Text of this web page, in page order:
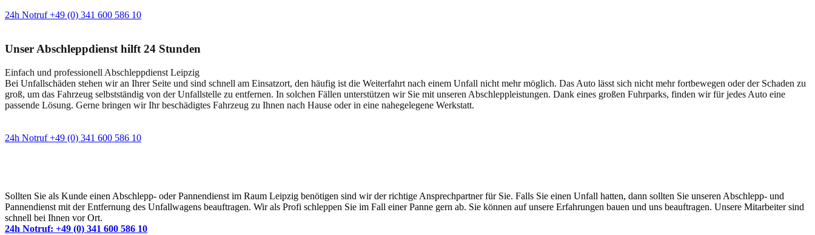
24h Notruf +49 (0) 341 600 586 10
Unser Abschleppdienst hilft 24 Stunden
Einfach und professionell Abschleppdienst Leipzig
Bei Unfallschäden stehen wir an Ihrer Seite und sind schnell am Einsatzort, den häufig ist die Weiterfahrt nach einem Unfall nicht mehr möglich. Das Auto lässt sich nicht mehr fortbewegen oder der Schaden zu
groß, um das Fahrzeug selbstständig von der Unfallstelle zu entfernen. In solchen Fällen unterstützen wir Sie mit unseren Abschleppleistungen. Dank eines großen Fuhrparks, finden wir für jedes Auto eine
passende Lösung. Gerne bringen wir Ihr beschädigtes Fahrzeug zu Ihnen nach Hause oder in eine nahegelegene Werkstatt.
24h Notruf +49 (0) 341 600 586 10
Sollten Sie als Kunde einen Abschlepp- oder Pannendienst im Raum Leipzig benötigen sind wir der richtige Ansprechpartner für Sie. Falls Sie einen Unfall hatten, dann sollten Sie unseren Abschlepp- und
Pannendienst mit der Entfernung des Unfallwagens beauftragen. Wir als Profi schleppen Sie im Fall einer Panne gern ab. Sie können auf unsere Erfahrungen bauen und uns beauftragen. Unsere Mitarbeiter sind
schnell bei Ihnen vor Ort.
24h Notruf: +49 (0) 341 600 586 10